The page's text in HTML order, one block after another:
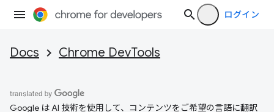
ログイン
Docs Chrome DevTools
Google は AI 技術を使用して、コンテンツをご希望の言語に翻訳